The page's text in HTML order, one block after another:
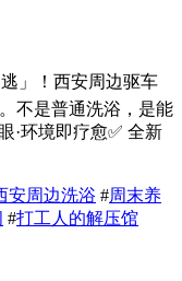
」！西安周边驱车
不是普通洗浴，是能
·环境即疗愈✅ 全新
安周边洗浴 #周末养
#打工人的解压馆